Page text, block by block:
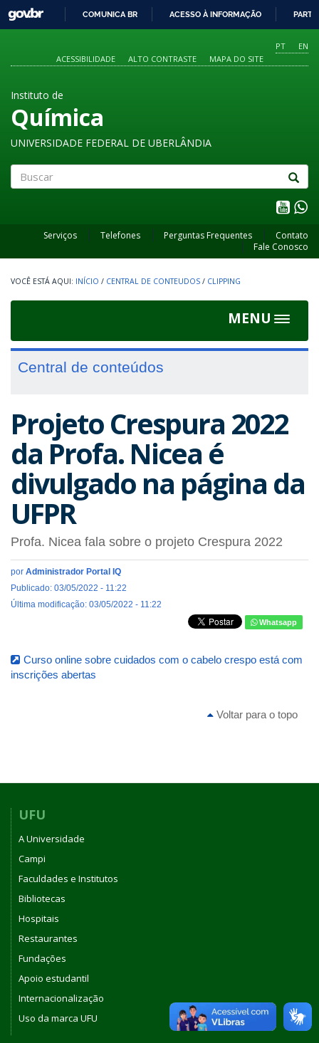
O
CONTEÚDO
GOVBR
COMUNICA BR ACESSO À INFORMAÇÃO
PT
EN
ACESSIBILIDADE
ALTO CONTRASTE MAPA DO SITE
Instituto de
Química
UNIVERSIDADE FEDERAL DE UBERLÂNDIA
Serviços Telefones Perguntas Frequentes
Contato
Fale Conosco
INÍCIO / CENTRAL DE CONTEUDOS / CLIPPING
MENU
Toggle
Central de conteúdos
Projeto Crespura 2022
da Profa. Nicea é
divulgado na página da
UFPR
Profa. Nicea fala sobre o projeto Crespura 2022
por Administrador Portal IQ
Publicado: 03/05/2022 - 11:22
Última modificação: 03/05/2022 - 11:22
Whatsapp
Curso online sobre cuidados com o cabelo crespo está com
inscrições abertas
Voltar para o topo
UFU
A Universidade
Campi
Faculdades e Institutos
Bibliotecas
Hospitais
Restaurantes
Fundações
Apoio estudantil
Internacionalização
Uso da marca UFU